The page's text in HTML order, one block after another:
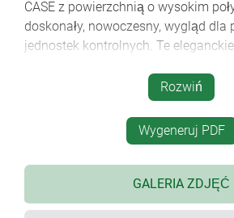
CASE z powierzchnią o wysokim
doskonały, nowoczesny, wygląd dla
jednostek kontrolnych. Te
mieszczą się w dłoni, zapewniając
niezawodność obsługi. Wysoce
powierzchnia doskonale leży w
przyjemne wrażenia z użytkowania.
wysokiej jakości tworzywo
stopniu ochrony przed
materiałów PMMA
Rozwiń
Wygeneruj PDF
GALERIA ZDJĘĆ